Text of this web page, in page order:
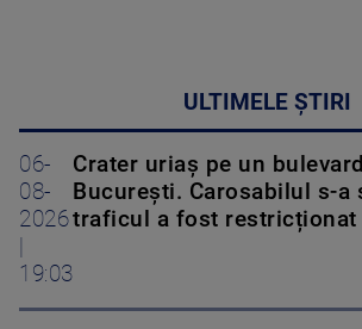
ULTIMELE ȘTIRI
06-
08-
2026
19:03
Crater uriaș pe un
București. Carosabilul s-a
traficul a fost restricționat